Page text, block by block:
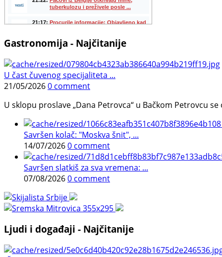
Gastronomija - Najčitanije
U čast čuvenog specijaliteta ...
21/05/20260 comment
U sklopu proslave „Dana Petrovca“ u Bačkom Petrovcu
Savršen kolač: "Moskva šnit", ...
14/07/20260 comment
Savršen slatkiš za sva vremena: ...
07/08/20260 comment
Ljudi i događaji - Najčitanije